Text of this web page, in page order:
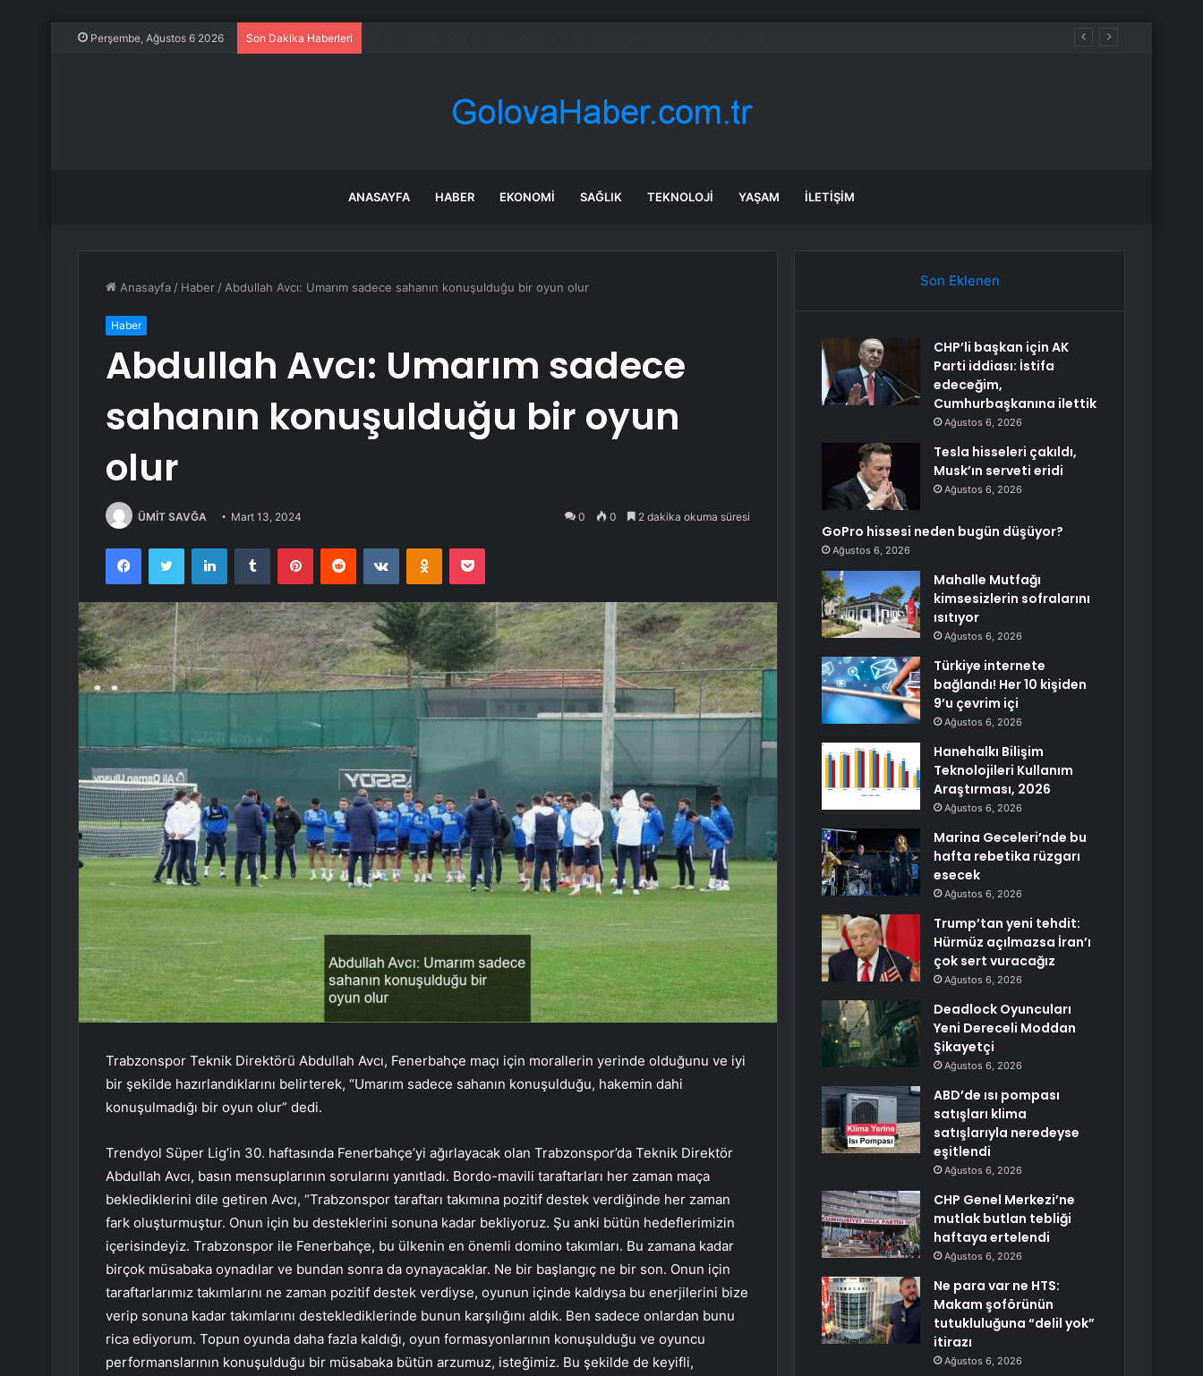
Perşembe, Ağustos 6 2026 Son Dakika Haberleri
ANASAYFA HABER EKONOMI SAĞLIK TEKNOLOJI YAŞAM İLETIŞIM
Anasayfa / Haber / Abdullah Avcı: Umarım sadece sahanın konuşulduğu bir oyun olur
Haber
Abdullah Avcı: Umarım sadece
sahanın konuşulduğu bir oyun
olur
ÜMİT SAVĞA Mart 13, 2024 0 0 2 dakika okuma süresi
FacebookTwitter LinkedInTumblr PinterestReddit VKontakteOdnoklassniki
Pocket
Trabzonspor Teknik Direktörü Abdullah Avcı, Fenerbahçe maçı için morallerin yerinde olduğunu ve iyi
bir şekilde hazırlandıklarını belirterek, “Umarım sadece sahanın konuşulduğu, hakemin dahi
konuşulmadığı bir oyun olur” dedi.
Trendyol Süper Lig’in 30. haftasında Fenerbahçe’yi ağırlayacak olan Trabzonspor’da Teknik Direktör
Abdullah Avcı, basın mensuplarının sorularını yanıtladı. Bordo-mavili taraftarları her zaman maça
beklediklerini dile getiren Avcı, “Trabzonspor taraftarı takımına pozitif destek verdiğinde her zaman
fark oluşturmuştur. Onun için bu desteklerini sonuna kadar bekliyoruz. Şu anki bütün hedeflerimizin
içerisindeyiz. Trabzonspor ile Fenerbahçe, bu ülkenin en önemli domino takımları. Bu zamana kadar
birçok müsabaka oynadılar ve bundan sonra da oynayacaklar. Ne bir başlangıç ne bir son. Onun için
taraftarlarımız takımlarını ne zaman pozitif destek verdiyse, oyunun içinde kaldıysa bu enerjilerini bize
verip sonuna kadar takımlarını desteklediklerinde bunun karşılığını aldık. Ben sadece onlardan bunu
rica ediyorum. Topun oyunda daha fazla kaldığı, oyun formasyonlarının konuşulduğu ve oyuncu
performanslarının konuşulduğu bir müsabaka bütün arzumuz, isteğimiz. Bu şekilde de keyifli,
Son Eklenen
CHP’li başkan için AK
Parti iddiası: İstifa
edeceğim,
Cumhurbaşkanına ilettik
Ağustos 6, 2026
Tesla hisseleri çakıldı,
Musk’ın serveti eridi
Ağustos 6, 2026
GoPro hissesi neden bugün düşüyor?
Ağustos 6, 2026
Mahalle Mutfağı
kimsesizlerin sofralarını
ısıtıyor
Ağustos 6, 2026
Türkiye internete
bağlandı! Her 10 kişiden
9’u çevrim içi
Ağustos 6, 2026
Hanehalkı Bilişim
Teknolojileri Kullanım
Araştırması, 2026
Ağustos 6, 2026
Marina Geceleri’nde bu
hafta rebetika rüzgarı
esecek
Ağustos 6, 2026
Trump’tan yeni tehdit:
Hürmüz açılmazsa İran’ı
çok sert vuracağız
Ağustos 6, 2026
Deadlock Oyuncuları
Yeni Dereceli Moddan
Şikayetçi
Ağustos 6, 2026
ABD’de ısı pompası
satışları klima
satışlarıyla neredeyse
eşitlendi
Ağustos 6, 2026
CHP Genel Merkezi’ne
mutlak butlan tebliği
haftaya ertelendi
Ağustos 6, 2026
Ne para var ne HTS:
Makam şoförünün
tutukluluğuna “delil yok”
itirazı
Ağustos 6, 2026